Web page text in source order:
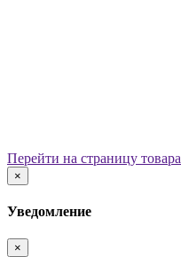
Игровые элементы
Качалки на пружине
Перейти на страницу товара
×
Уведомление
×